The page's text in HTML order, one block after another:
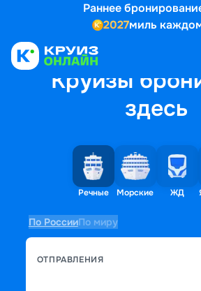
Раннее
2027миль
Круизы
здесь
Речные Морские ЖД
По РоссииПо миру
ОТПРАВЛЕНИЯ